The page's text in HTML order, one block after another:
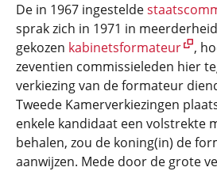
De in 1967 ingestelde
sprak zich in 1971 in
gekozen kabinetsformateur
,
zeventien commissieleden hier
verkiezing van de formateur
Tweede Kamerverkiezingen
enkele kandidaat een volstrekte
behalen, zou de koning(in) de
aanwijzen. Mede door de grote